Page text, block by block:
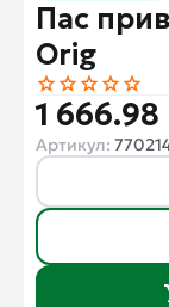
Пас
Orig
1
Артикул: